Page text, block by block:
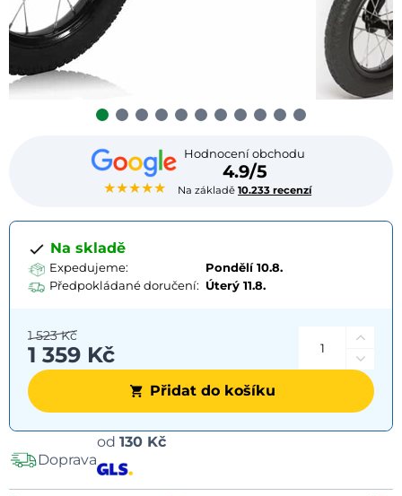
★★★★★
Hodnocení obchodu
4.9/5
Na základě10.233 recenzí
Na skladě
Expedujeme:
Pondělí 10.8.
Předpokládané doručení: Úterý 11.8.
1 359 Kč
1 523 Kč
Přidat do košíku
Doprava
od 130 Kč